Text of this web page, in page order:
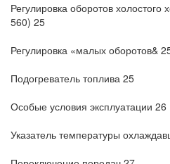
Регулировка оборотов
560) 25
Регулировка «малых оборотов&
Подогреватель топлива 25
Особые условия эксплуатации 26
Указатель температуры